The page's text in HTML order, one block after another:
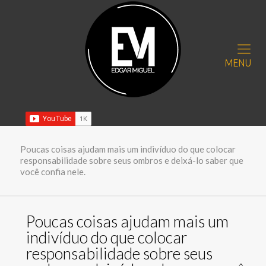
MENU
Poucas coisas ajudam mais um indivíduo do que colocar
responsabilidade sobre seus ombros e deixá-lo saber que
você confia nele.
Poucas coisas ajudam mais um
indivíduo do que colocar
responsabilidade sobre seus